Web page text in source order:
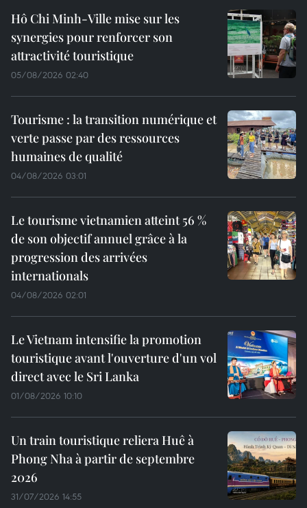
Hô Chi Minh-Ville mise sur les
synergies pour renforcer son
attractivité touristique
05/08/2026 02:40
Tourisme : la transition numérique et
verte passe par des ressources
humaines de qualité
04/08/2026 03:01
Le tourisme vietnamien atteint 56 %
de son objectif annuel grâce à la
progression des arrivées
internationals
04/08/2026 02:01
Le Vietnam intensifie la promotion
touristique avant l'ouverture d'un vol
direct avec le Sri Lanka
01/08/2026 10:10
Un train touristique reliera Huê à
Phong Nha à partir de septembre
2026
31/07/2026 14:55